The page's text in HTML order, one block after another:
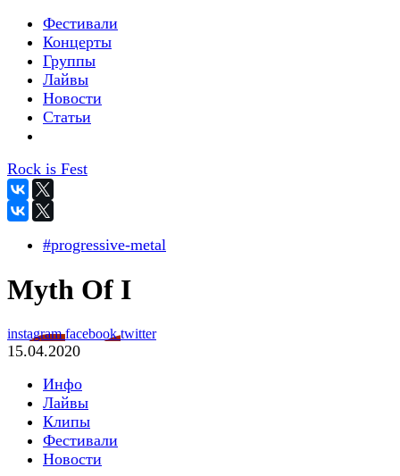
Фестивали
Концерты
Группы
Лайвы
Новости
Статьи
Rock is Fest
#progressive-metal
Myth Of I
instagramfacebooktwitter
15.04.2020
Инфо
Лайвы
Клипы
Фестивали
Новости